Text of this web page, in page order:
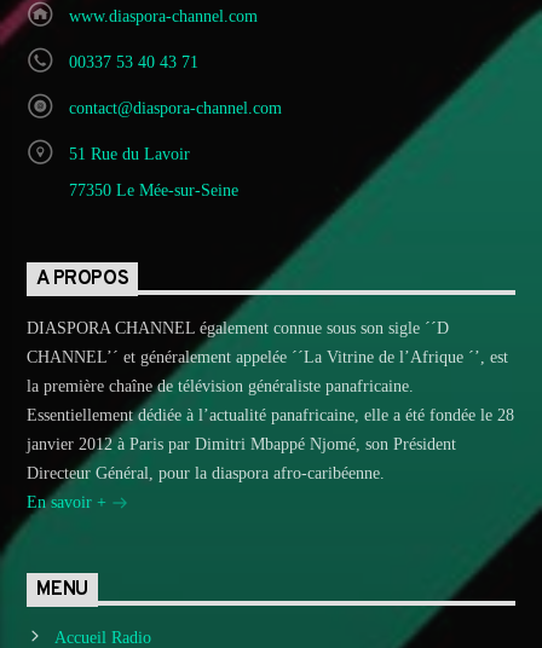
www.diaspora-channel.com
00337 53 40 43 71
contact@diaspora-channel.com
51 Rue du Lavoir
77350 Le Mée-sur-Seine
A PROPOS
DIASPORA CHANNEL également connue sous son sigle ´´D
CHANNEL’´ et généralement appelée ´´La Vitrine de l’Afrique ´’, est
la première chaîne de télévision généraliste panafricaine.
Essentiellement dédiée à l’actualité panafricaine, elle a été fondée le 28
janvier 2012 à Paris par Dimitri Mbappé Njomé, son Président
Directeur Général, pour la diaspora afro-caribéenne.
En savoir +
MENU
Accueil Radio